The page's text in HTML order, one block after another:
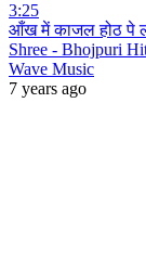
3:25
आँख में काजल होठ पे
Shree - Bhojpuri
Wave Music
7 years ago